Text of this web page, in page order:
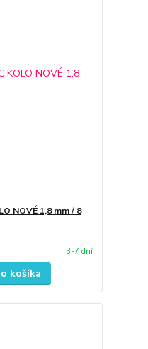
NOVÉ 1,8 mm / 8
3-7 dní
košíka